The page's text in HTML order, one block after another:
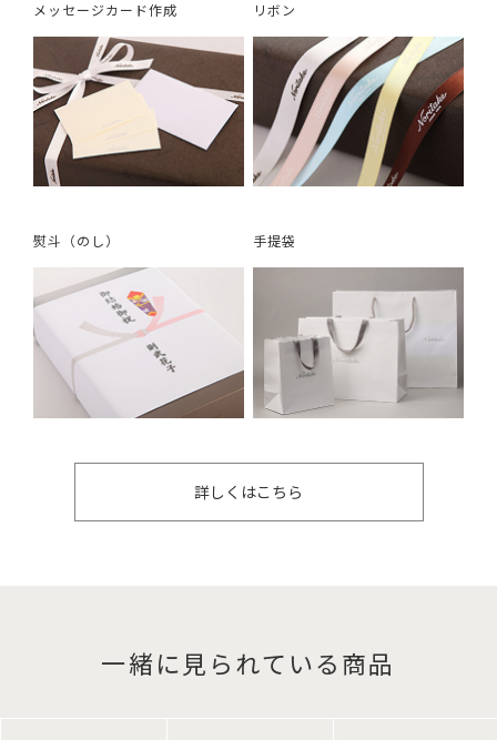
メッセージカード作成 リボン
熨斗（のし） 手提袋
詳しくはこちら
一緒に見られている商品